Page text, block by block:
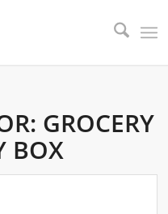
GROCERY
BOX